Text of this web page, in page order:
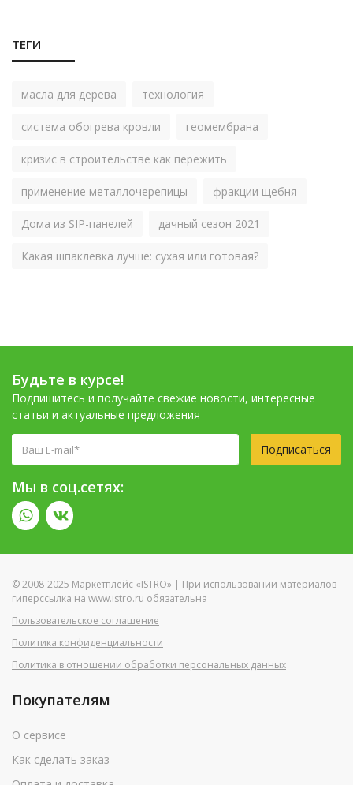
ТЕГИ
масла для дерева технология
система обогрева кровли геомембрана
кризис в строительстве как пережить
применение металлочерепицы фракции щебня
Дома из SIP-панелей дачный сезон 2021
Какая шпаклевка лучше: сухая или готовая?
Будьте в курсе!
Подпишитесь и получайте свежие новости, интересные
статьи и актуальные предложения
Подписаться
Мы в соц.сетях:
© 2008-2025 Маркетплейс «ISTRO» | При использовании материалов
гиперссылка на www.istro.ru обязательна
Пользовательское соглашение
Политика конфиденциальности
Политика в отношении обработки персональных данных
Покупателям
О сервисе
Как сделать заказ